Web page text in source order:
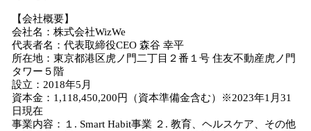
【会社概要】
会社名：株式会社WizWe
代表者名：代表取締役CEO 森谷 幸平
所在地：東京都港区虎ノ門二丁目２番１号 住友不動産虎ノ門
タワー５階
設立：2018年5月
資本金：1,118,450,200円（資本準備金含む）※2023年1月31
日現在
事業内容：１. Smart Habit事業 ２. 教育、ヘルスケア、その他